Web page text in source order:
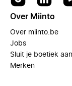
Over Miinto
Over miinto.be
Jobs
Sluit je boetiek
Merken